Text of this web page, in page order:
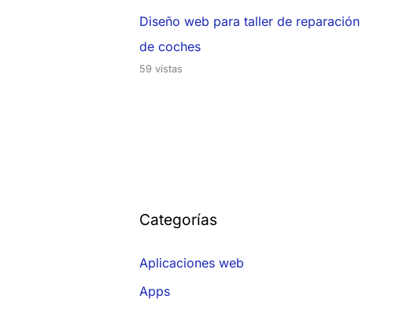
Diseño web para taller de reparación
de coches
59 vistas
Categorías
Aplicaciones web
Apps